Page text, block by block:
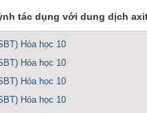
tác dụng với dung dịch
Hóa học 10
Hóa học 10
Hóa học 10
Hóa học 10